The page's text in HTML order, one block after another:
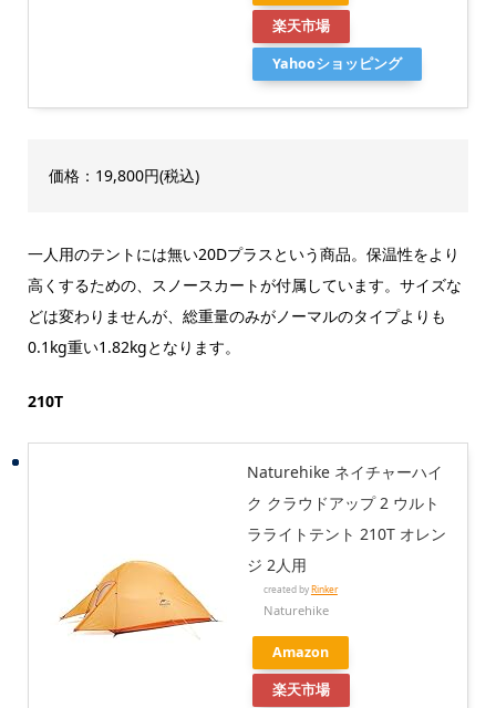
楽天市場
Yahooショッピング
価格：19,800円(税込)
一人用のテントには無い20Dプラスという商品。保温性をより
高くするための、スノースカートが付属しています。サイズな
どは変わりませんが、総重量のみがノーマルのタイプよりも
0.1kg重い1.82kgとなります。
210T
Naturehike ネイチャーハイ
ク クラウドアップ 2 ウルト
ラライトテント 210T オレン
ジ 2人用
created byRinker
Naturehike
Amazon
楽天市場